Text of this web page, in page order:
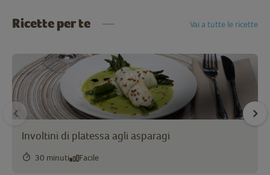
Ricette per te Vai a tutte le ricette
Involtini di platessa agli asparagi
30 minuti Facile